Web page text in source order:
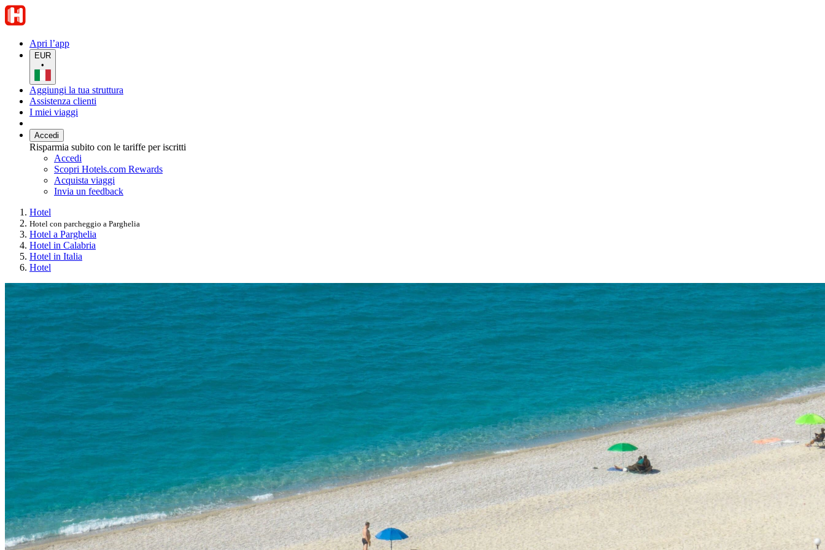
Apri l’app
EUR
•
Aggiungi la tua struttura
Assistenza clienti
I miei viaggi
Accedi
Risparmia subito con le tariffe per iscritti
Accedi
Scopri Hotels.com Rewards
Acquista viaggi
Invia un feedback
Hotel
Hotel con parcheggio a Parghelia
Hotel a Parghelia
Hotel in Calabria
Hotel in Italia
Hotel